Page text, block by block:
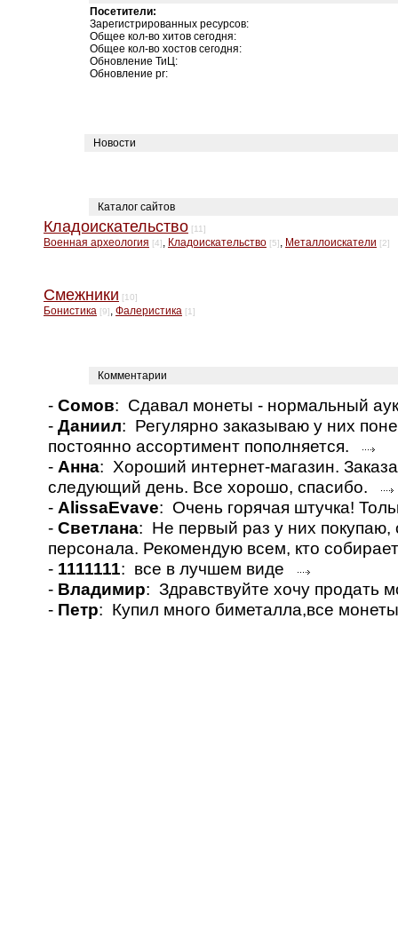
Посетители:
Зарегистрированных ресурсов:
Общее кол-во хитов сегодня:
Общее кол-во хостов сегодня:
Обновление ТиЦ:
Обновление pr:
Новости
Каталог сайтов
Кладоискательство [11]
Военная археология [4], Кладоискательство [5], Металлоискатели [2]
Смежники [10]
Бонистика [9], Фалеристика [1]
Комментарии
- Сомов: Сдавал монеты - нормальный
- Даниил: Регулярно заказываю у них
постоянно ассортимент пополняется.
- Анна: Хороший интернет-магазин.
следующий день. Все хорошо, спасибо.
- AlissaEvave: Очень горячая штучка!
- Светлана: Не первый раз у них
персонала. Рекомендую всем, кто
- 1111111: все в лучшем виде
- Владимир: Здравствуйте хочу продать
- Петр: Купил много биметалла,все